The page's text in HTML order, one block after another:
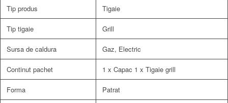
Tip produs Tigaie
Tip tigaie Grill
Sursa de caldura Gaz, Electric
Continut pachet 1 x Capac 1 x Tigaie grill
Forma Patrat